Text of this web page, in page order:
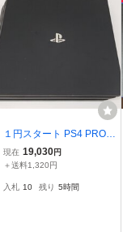
１円スタート PS4 PRO
プレイステーション4 プ
ロ 本体 CUH-7100B 動作
現在 19,030円
＋送料1,320円
入札 10 残り 5時間